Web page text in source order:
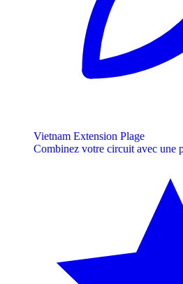
Vietnam Extension Plage
Combinez votre circuit avec une